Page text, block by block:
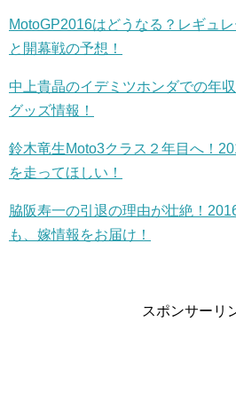
MotoGP2016はどうなる？レギュ
と開幕戦の予想！
中上貴晶のイデミツホンダでの年
グッズ情報！
鈴木竜生Moto3クラス２年目へ！
を走ってほしい！
脇阪寿一の引退の理由が壮絶！
も、嫁情報をお届け！
スポンサーリ